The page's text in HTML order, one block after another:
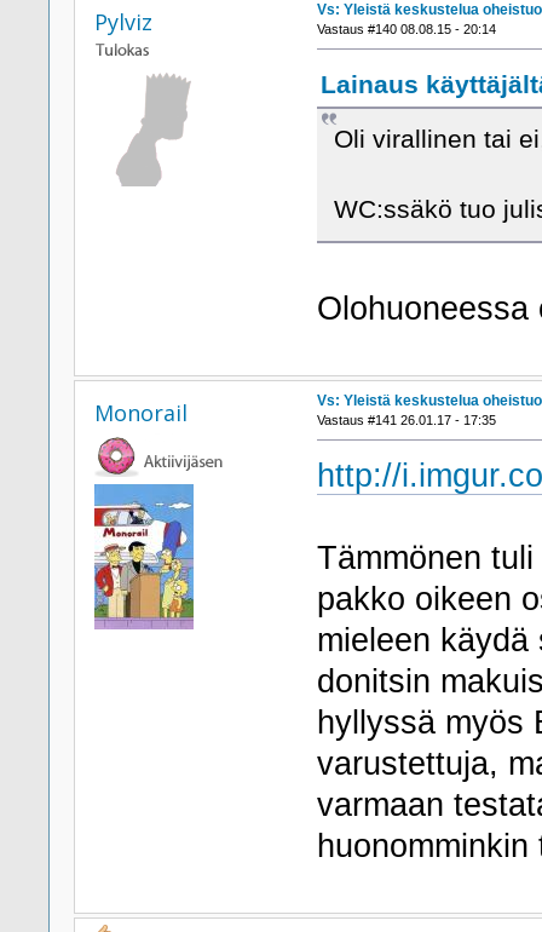
Pylviz Vs: Yleistä keskustelua
Vastaus #140 08.08.15 - 20:14
Lainaus
Oli virallinen tai
WC:ssäkö tuo
Monorail Vs: Yleistä keskustelua
Vastaus #141 26.01.17 - 17:35
http://
Tämmönen
pakko oikeen
mieleen käydä
donitsin
hyllyssä myös
varustettuja,
varmaan
huonomminkin